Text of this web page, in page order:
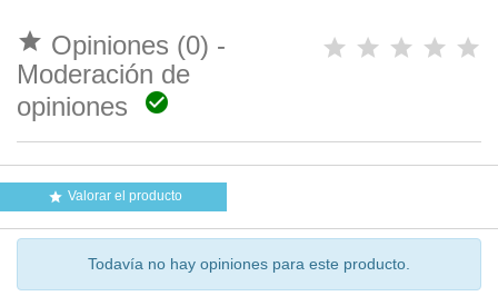
 Opiniones (0) -
Moderación de
opiniones

 Valorar el producto
Todavía no hay opiniones para este producto.